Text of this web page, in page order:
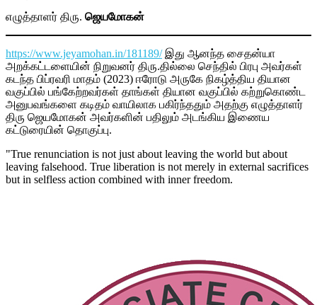
எழுத்தாளர் திரு. ஜெயமோகன்
https://www.jeyamohan.in/181189/இது ஆனந்த சைதன்யா
அறக்கட்டளையின் நிறுவனர் திரு.தில்லை செந்தில் பிரபு அவர்கள்
கடந்த பிப்ரவரி மாதம் (2023) ஈரோடு அருகே நிகழ்த்திய தியான
வகுப்பில் பங்கேற்றவர்கள் தாங்கள் தியான வகுப்பில் கற்றுகொண்ட
அனுபவங்களை கடிதம் வாயிலாக பகிர்ந்ததும் அதற்கு எழுத்தாளர்
திரு ஜெயமோகன் அவர்களின் பதிலும் அடங்கிய இணைய
கட்டுரையின் தொகுப்பு.
"True renunciation is not just about leaving the world but about
leaving falsehood. True liberation is not merely in external sacrifices
but in selfless action combined with inner freedom.